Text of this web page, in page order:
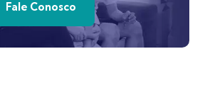
Fale Conosco